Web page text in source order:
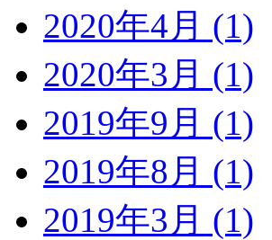
2020年4月 (1)
2020年3月 (1)
2019年9月 (1)
2019年8月 (1)
2019年3月 (1)